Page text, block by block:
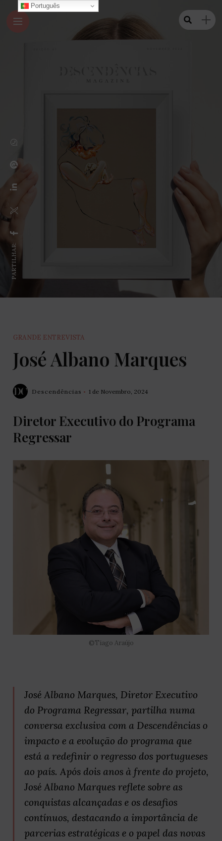
PARTILHAR:
GRANDE ENTREVISTA
José Albano Marques
Descendências 1 de Novembro, 2024
Diretor Executivo do Programa
Regressar
©Tiago Araújo
José Albano Marques, Diretor Executivo
do Programa Regressar, partilha numa
conversa exclusiva com a Descendências o
impacto e a evolução do programa que
está a redefinir o regresso dos portugueses
ao país. Após dois anos à frente do projeto,
José Albano Marques reflete sobre as
conquistas alcançadas e os desafios
contínuos, destacando a importância de
parcerias estratégicas e o papel das novas
Português